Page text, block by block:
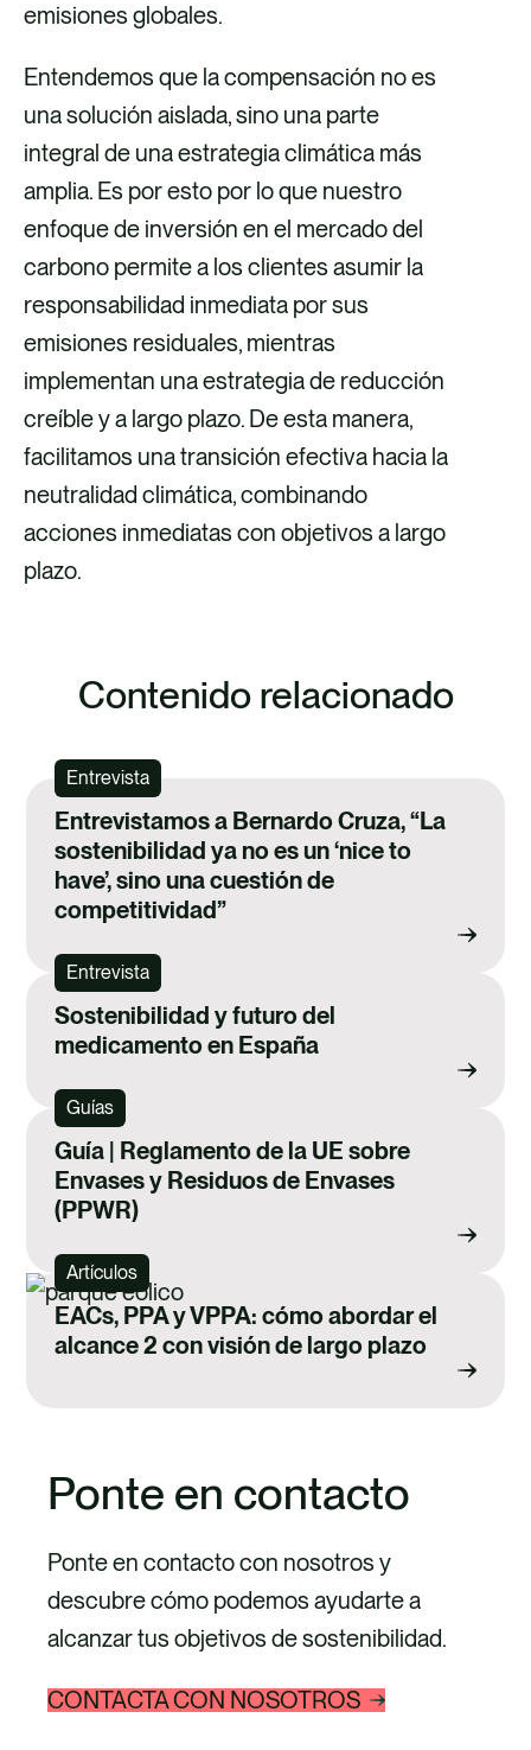
emisiones globales.
Entendemos que la compensación no es
una solución aislada, sino una parte
integral de una estrategia climática más
amplia. Es por esto por lo que nuestro
enfoque de inversión en el mercado del
carbono permite a los clientes asumir la
responsabilidad inmediata por sus
emisiones residuales, mientras
implementan una estrategia de reducción
creíble y a largo plazo. De esta manera,
facilitamos una transición efectiva hacia la
neutralidad climática, combinando
acciones inmediatas con objetivos a largo
plazo.
Contenido relacionado
Entrevista
Entrevistamos a Bernardo Cruza, “La
sostenibilidad ya no es un ‘nice to
have’, sino una cuestión de
competitividad”
Entrevista
Sostenibilidad y futuro del
medicamento en España
Guías
Guía | Reglamento de la UE sobre
Envases y Residuos de Envases
(PPWR)
Artículos
EACs, PPA y VPPA: cómo abordar el
alcance 2 con visión de largo plazo
Ponte en contacto
Ponte en contacto con nosotros y
descubre cómo podemos ayudarte a
alcanzar tus objetivos de sostenibilidad.
CONTACTA CON NOSOTROS